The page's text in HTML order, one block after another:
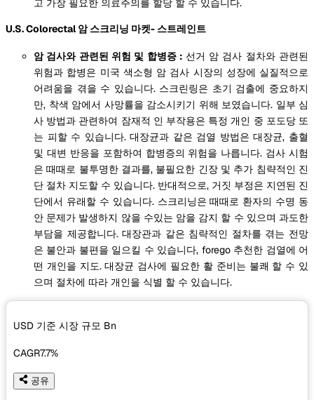
고 가장 필요한 의료주의를 할당 할 수 있습니다.
U.S. Colorectal 암 스크리닝 마켓- 스트레인트
암 검사와 관련된 위험 및 합병증 : 선거 암 검사 절차와 관련된
위험과 합병은 미국 색소형 암 검사 시장의 성장에 실질적으로
어려움을 겪을 수 있습니다. 스크린링은 초기 검출에 중요하지
만, 착색 암에서 사망률을 감소시키기 위해 보였습니다. 일부 심
사 방법과 관련하여 잠재적 인 부작용은 특정 개인 중 포도당 또
는 피할 수 있습니다. 대장균과 같은 검열 방법은 대장균, 출혈
및 대변 반응을 포함하여 합병증의 위험을 나릅니다. 검사 시험
은 때때로 불투명한 결과를, 불필요한 긴장 및 추가 침략적인 진
단 절차 지도할 수 있습니다. 반대적으로, 거짓 부정은 지연된 진
단에서 유래할 수 있습니다. 스크리닝은 때때로 환자의 수명 동
안 문제가 발생하지 않을 수있는 암을 감지 할 수 있으며 과도한
부담을 제공합니다. 대장관과 같은 침략적인 절차를 겪는 전망
은 불안과 불편을 일으킬 수 있습니다, forego 추천한 검열에 어
떤 개인을 지도. 대장균 검사에 필요한 활 준비는 불쾌 할 수 있
으며 절차에 따라 개인을 식별 할 수 있습니다.
USD 기준 시장 규모 Bn
CAGR7.7%
공유